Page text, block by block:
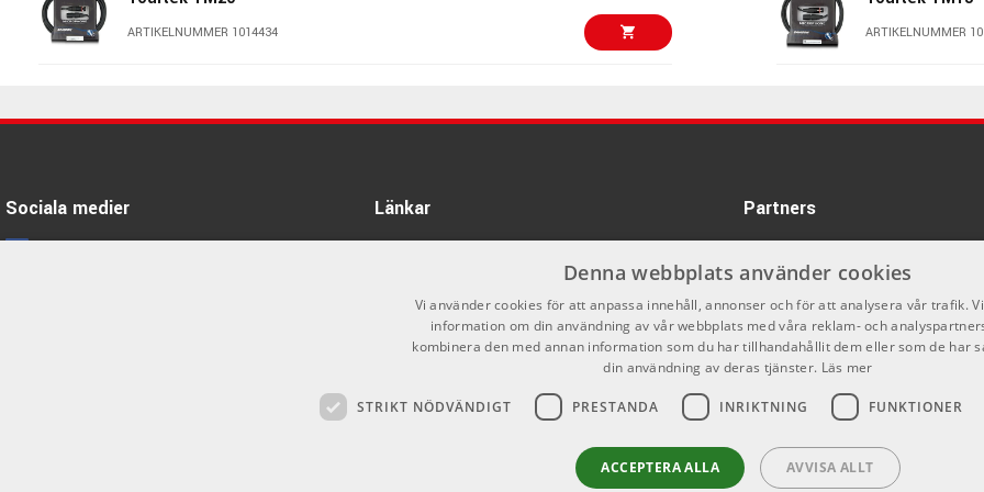
ARTIKELNUMMER 1014434
ARTIKELNUMMER 1016857
kabel med Neutrik-kontakter
625 kr/st
610 kr/st
655 kr/st
ARTIKELNUMMER
Tourtek TM30
ARTIKELNUMMER
Soundcraft
ARTIKELNUMMER
Rode NT1
Sociala medier Länkar
Köpvillkor
Varumärken
Partners
Denna webbplats använder cookies
Vi använder cookies för att anpassa innehåll, annonser och för att analysera vår trafik.
information om din användning av vår webbplats med våra reklam- och
kombinera den med annan information som du har tillhandahållit dem eller som de har
din användning av deras tjänster. Läs mer
STRIKT NÖDVÄNDIGT PRESTANDA INRIKTNING FUNKTIONER
ACCEPTERA ALLA AVVISA ALLT